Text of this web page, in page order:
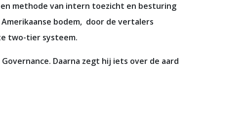
methode van intern toezicht en besturing
bodem, door de vertalers
two-tier systeem.
Daarna zegt hij iets over de aard